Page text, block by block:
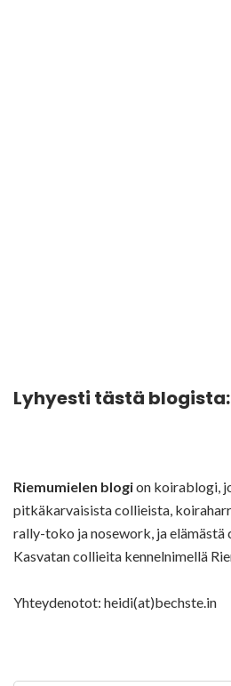
Lyhyesti tästä blogista:
Riemumielen blogion koirablogi,
pitkäkarvaisista collieista,
rally-toko ja nosework, ja elämästä
Kasvatan collieita kennelnimellä
Yhteydenotot: heidi(at)bechste.in